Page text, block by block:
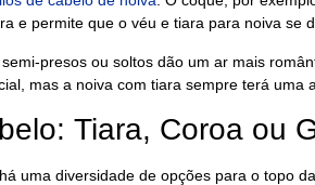
e permite que o véu e tiara para noiva se
presos ou soltos dão um ar mais
mas a noiva com tiara sempre terá uma
Tiara, Coroa ou
uma diversidade de opções para o topo